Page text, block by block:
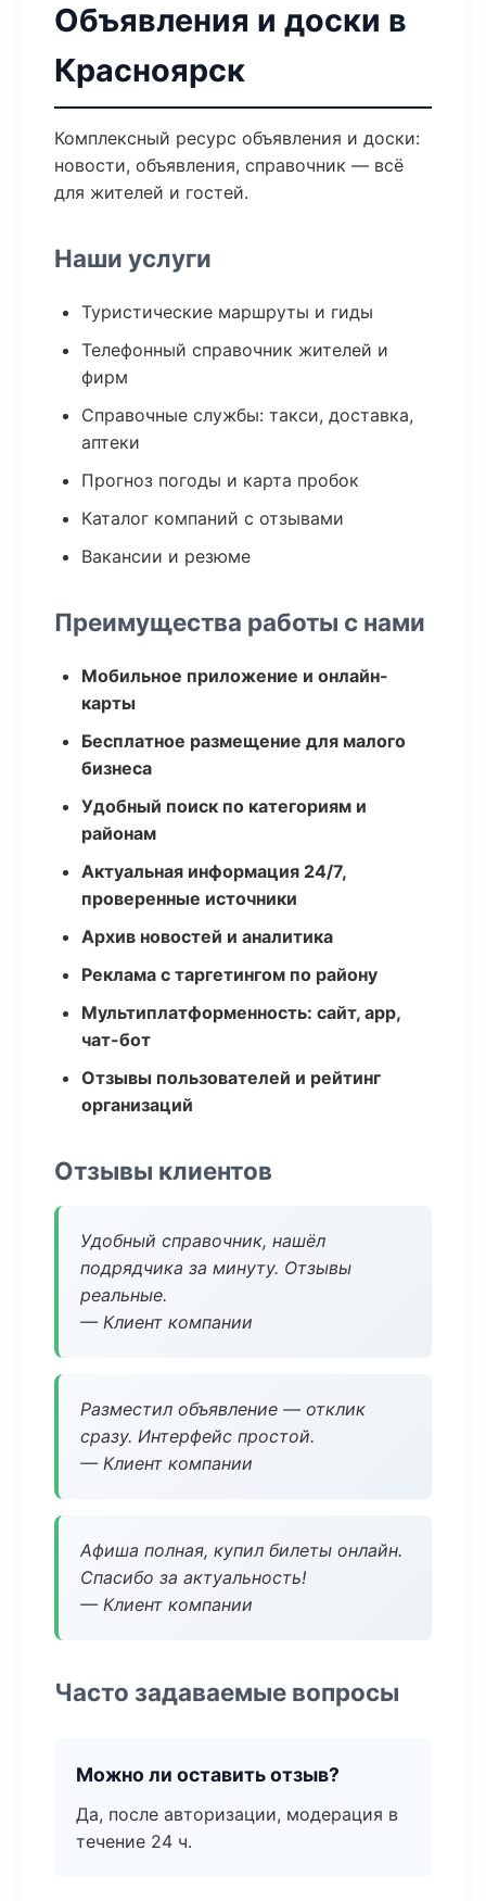
Объявления и доски в
Красноярск
Комплексный ресурс объявления и доски:
новости, объявления, справочник — всё
для жителей и гостей.
Наши услуги
Туристические маршруты и гиды
Телефонный справочник жителей и
фирм
Справочные службы: такси, доставка,
аптеки
Прогноз погоды и карта пробок
Каталог компаний с отзывами
Вакансии и резюме
Преимущества работы с нами
Мобильное приложение и онлайн-
карты
Бесплатное размещение для малого
бизнеса
Удобный поиск по категориям и
районам
Актуальная информация 24/7,
проверенные источники
Архив новостей и аналитика
Реклама с таргетингом по району
Мультиплатформенность: сайт, app,
чат-бот
Отзывы пользователей и рейтинг
организаций
Отзывы клиентов
Удобный справочник, нашёл
подрядчика за минуту. Отзывы
реальные.
— Клиент компании
Разместил объявление — отклик
сразу. Интерфейс простой.
— Клиент компании
Афиша полная, купил билеты онлайн.
Спасибо за актуальность!
— Клиент компании
Часто задаваемые вопросы
Можно ли оставить отзыв?
Да, после авторизации, модерация в
течение 24 ч.